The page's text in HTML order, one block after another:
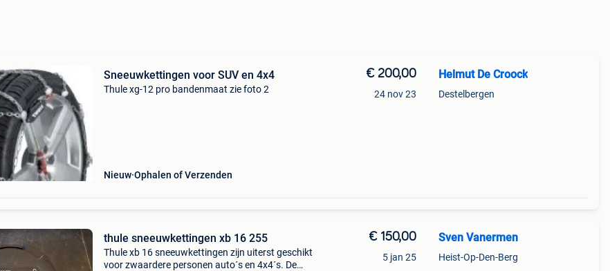
Sneeuwkettingen voor SUV en 4x4
Thule xg-12 pro bandenmaat zie foto 2
Nieuw Ophalen of Verzenden
€ 200,00
24 nov 23
Helmut De Croock
Destelbergen
thule sneeuwkettingen xb 16 255
Thule xb 16 sneeuwkettingen zijn uiterst geschikt
voor zwaardere personen auto´s en 4x4´s. De
€ 150,00
5 jan 25
Sven Vanermen
Heist-Op-Den-Berg